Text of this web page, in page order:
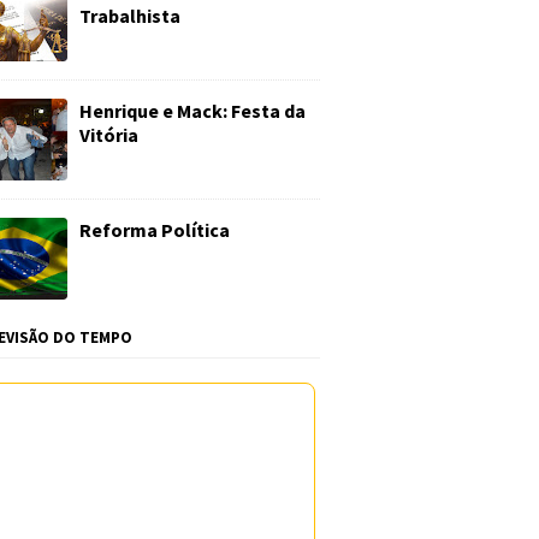
Trabalhista
Henrique e Mack: Festa da
Vitória
Reforma Política
DO TEMPO